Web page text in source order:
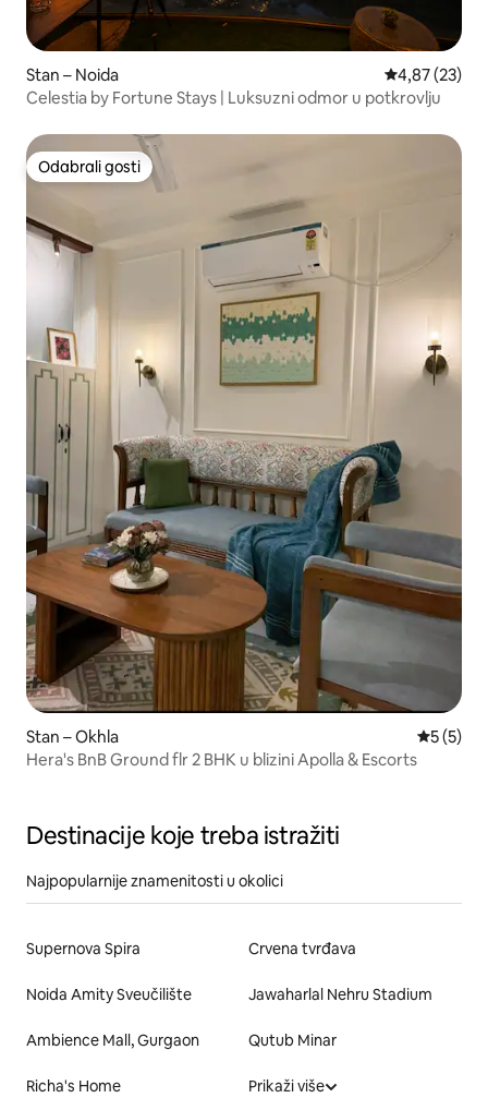
Stan – Noida Prosječna
4,87 (23)
Celestia by Fortune Stays | Luksuzni odmor u potkrovlju
Odabrali gosti
Odabrali gosti
Stan – Okhla
5 (5)
Hera's BnB Ground flr 2 BHK u blizini Apolla & Escorts
Destinacije koje treba istražiti
Najpopularnije znamenitosti u okolici
Supernova Spira Crvena tvrđava
Noida Amity Sveučilište Jawaharlal Nehru Stadium
Ambience Mall, Gurgaon Qutub Minar
Richa's Home Prikaži više